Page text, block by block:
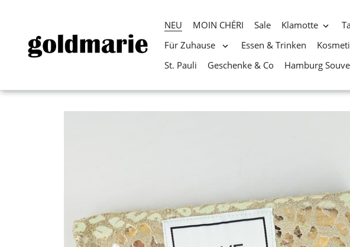
Direkt
NEU MOIN CHÉRI Sale Klamotte
Für Zuhause
Essen & Trinken
St. Pauli
Geschenke & Co Hamburg